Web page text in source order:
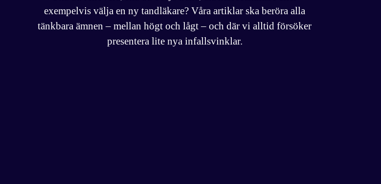
exempelvis välja en ny tandläkare? Våra artiklar ska beröra alla
tänkbara ämnen – mellan högt och lågt – och där vi alltid försöker
presentera lite nya infallsvinklar.